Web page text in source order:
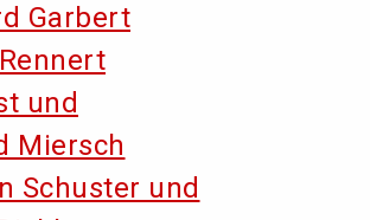
Garbert
und
Miersch
Schuster und